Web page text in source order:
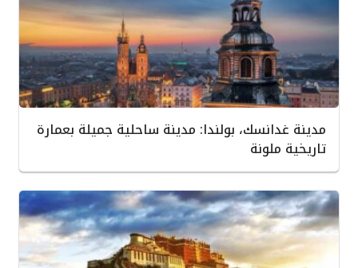
مدينة غدانسك، بولندا: مدينة ساحلية جميلة بعمارة
تاريخية ملونة